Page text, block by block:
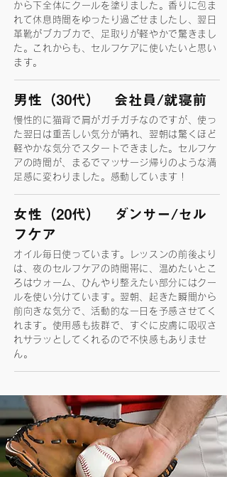
から下全体にクールを塗りました。香りに包ま
れて休息時間をゆったり過ごせましたし、翌日
革靴がブカブカで、足取りが軽やかで驚きまし
た。これからも、セルフケアに使いたいと思い
ます。
男性（30代） 会社員/就寝前
慢性的に猫背で肩がガチガチなのですが、使っ
た翌日は重苦しい気分が晴れ、翌朝は驚くほど
軽やかな気分でスタートできました。セルフケ
アの時間が、まるでマッサージ帰りのような満
足感に変わりました。感動しています！
女性（20代） ダンサー/セル
フケア
オイル毎日使っています。レッスンの前後より
は、夜のセルフケアの時間帯に、温めたいとこ
ろはウォーム、ひんやり整えたい部分にはクー
ルを使い分けています。翌朝、起きた瞬間から
前向きな気分で、活動的な一日を予感させてく
れます。使用感も抜群で、すぐに皮膚に吸収さ
れサラッとしてくれるので不快感もありませ
ん。